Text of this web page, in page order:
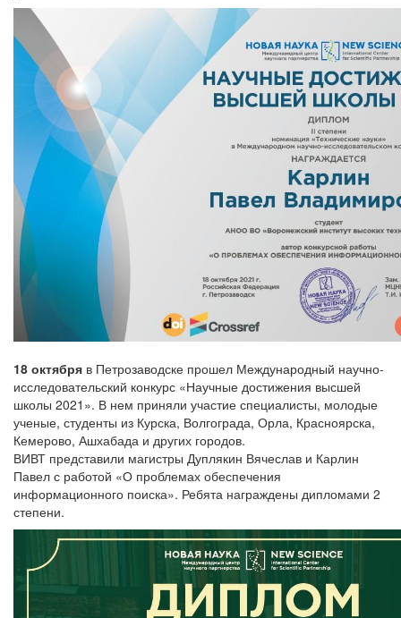
18 октября в Петрозаводске прошел Международный научно-
исследовательский конкурс «Научные достижения высшей
школы 2021». В нем приняли участие специалисты, молодые
ученые, студенты из Курска, Волгограда, Орла, Красноярска,
Кемерово, Ашхабада и других городов.
ВИВТ представили магистры Дуплякин Вячеслав и Карлин
Павел с работой «О проблемах обеспечения
информационного поиска». Ребята награждены дипломами 2
степени.